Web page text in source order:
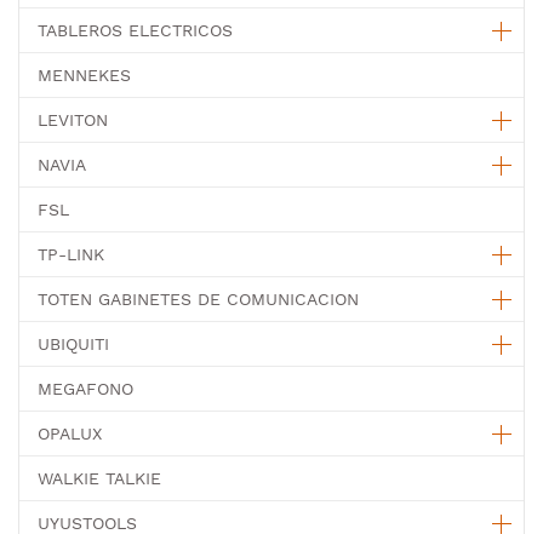
TABLEROS ELECTRICOS
MENNEKES
LEVITON
NAVIA
FSL
TP-LINK
TOTEN GABINETES DE COMUNICACION
UBIQUITI
MEGAFONO
OPALUX
WALKIE TALKIE
UYUSTOOLS